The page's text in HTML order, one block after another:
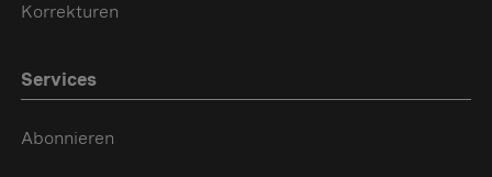
Korrekturen
Services
Abonnieren